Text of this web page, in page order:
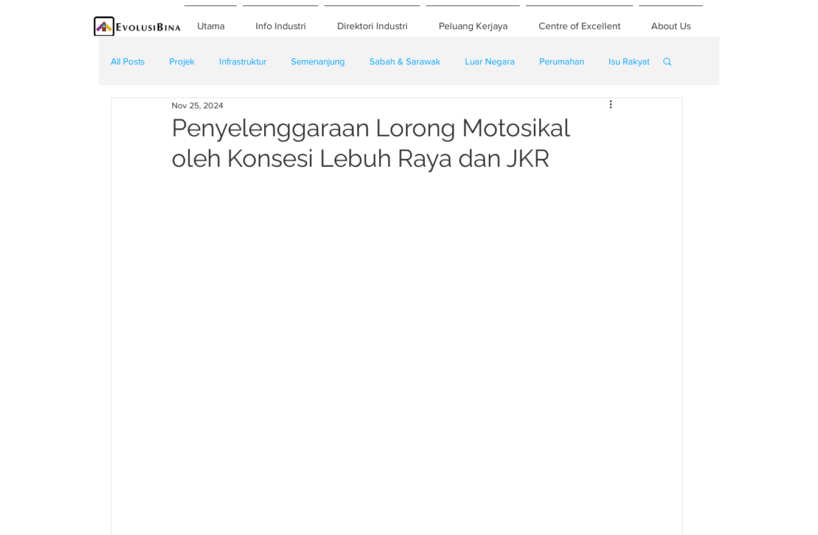
Utama Info Industri Direktori Industri Peluang Kerjaya Centre of Excellent About Us
All Posts Projek Infrastruktur Semenanjung Sabah & Sarawak Luar Negara Perumahan Isu Rakyat
Teknologi Kontraktor
Penyelenggaraan Lorong Motosikal
oleh Konsesi Lebuh Raya dan JKR
Nov 25, 2024